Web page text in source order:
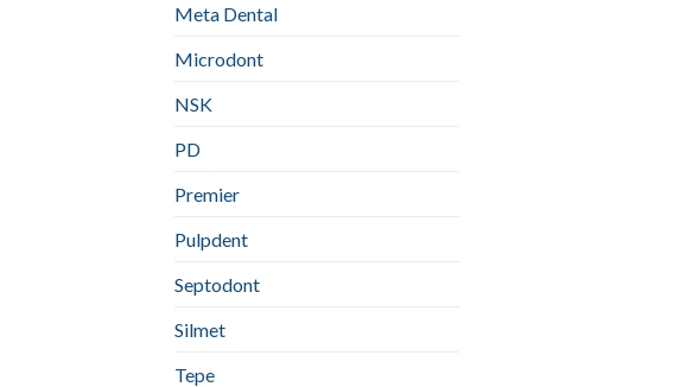
Meta Dental
Microdont
NSK
PD
Premier
Pulpdent
Septodont
Silmet
Tepe